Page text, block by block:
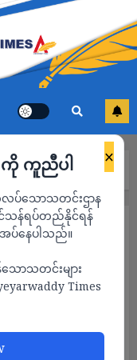
×
ကို ကူညီပါ
သောသတင်းဌာန
သန်ရပ်တည်နိုင်ရန်
နေပါသည်။
ာသတင်းများ
Times